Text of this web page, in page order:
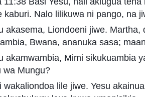
kaburi. Nalo lilikuwa ni pango, na
akasema, Liondoeni jiwe.
Bwana, ananuka sasa;
akamwambia, Mimi sikukuambia
wa Mungu?
wakaliondoa lile jiwe. Yesu